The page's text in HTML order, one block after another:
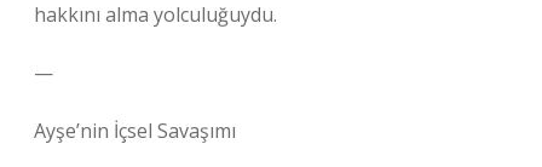
hakkını alma yolculuğuydu.
—
Ayşe’nin İçsel Savaşımı